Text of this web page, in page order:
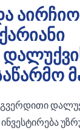
ინვესტირება